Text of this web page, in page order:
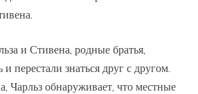
и Стивена, родные братья,
перестали знаться друг с другом.
Чарльз обнаруживает, что местные